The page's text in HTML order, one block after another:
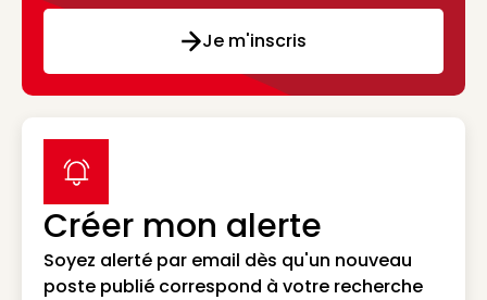
Je m'inscris
Créer mon alerte
Soyez alerté par email dès qu'un nouveau
poste publié correspond à votre recherche
label icon